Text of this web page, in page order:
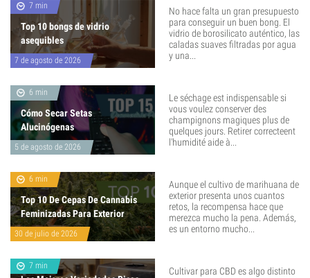
7 min
Top 10 bongs de vidrio
asequibles
7 de agosto de 2026
No hace falta un gran presupuesto
para conseguir un buen bong. El
vidrio de borosilicato auténtico, las
caladas suaves filtradas por agua
y una...
6 min
Cómo Secar Setas
Alucinógenas
5 de agosto de 2026
Le séchage est indispensable si
vous voulez conserver des
champignons magiques plus de
quelques jours. Retirer correcteent
l'humidité aide à...
6 min
Top 10 De Cepas De Cannabis
Feminizadas Para Exterior
30 de julio de 2026
Aunque el cultivo de marihuana de
exterior presenta unos cuantos
retos, la recompensa hace que
merezca mucho la pena. Además,
es un entorno mucho...
7 min
Cultivar para CBD es algo distinto